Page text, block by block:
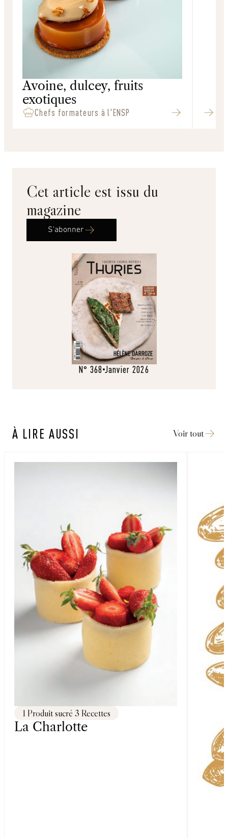
Sucré
Avoine, dulcey, fruits
exotiques
Chefs formateurs à l'ENSP
Cet article est issu du
magazine
S'abonner
N° 368 Janvier 2026
À LIRE AUSSI Voir tout
1 Produit sucré 3 Recettes
La Charlotte